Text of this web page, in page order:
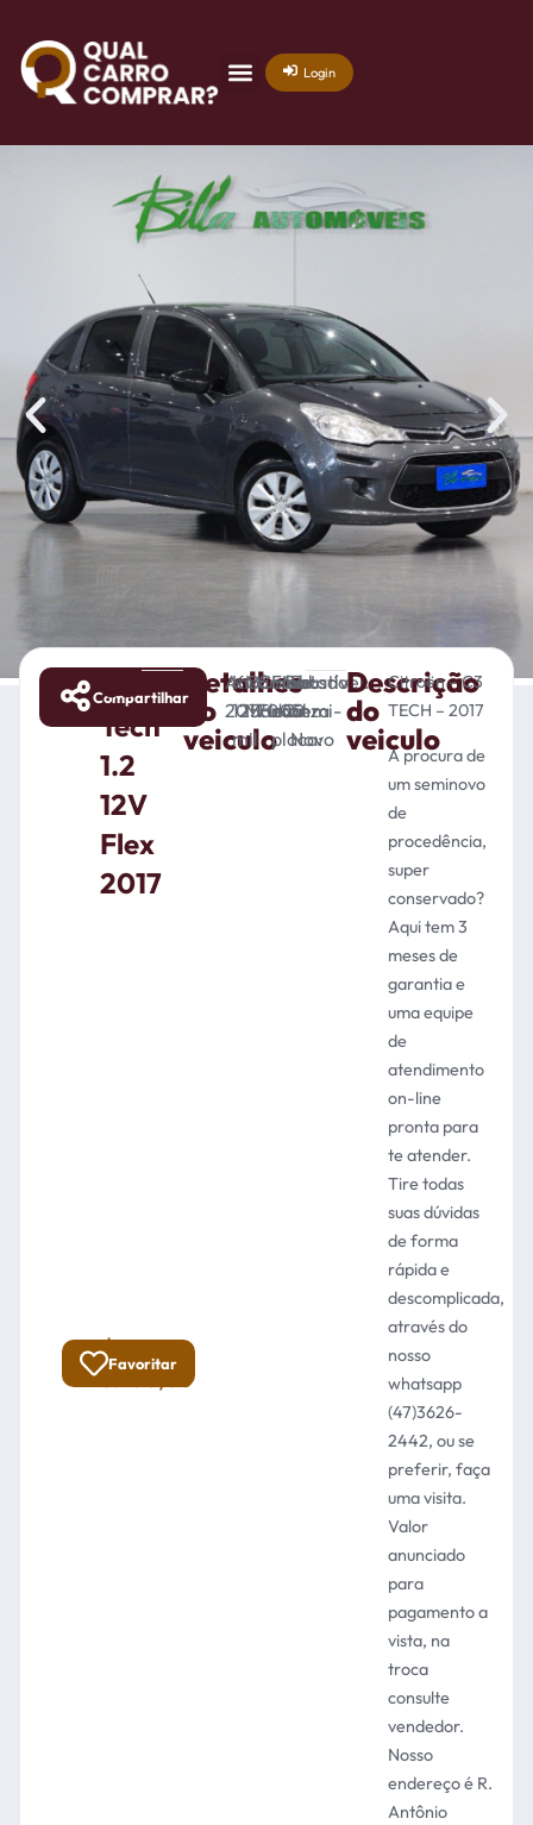
Login
Compartilhar
Favoritar
Total:
R$
45.900,00
C3
Tech
1.2
12V
Flex
2017
Detalhes
do
veiculo
Ano:
2017
KM:
125.000
mil
Câmbio:
Manual
Combustível:
Flex
Final
da
placa:
Cor:
Cinza
Estado:
Semi-
Novo
Descrição
do
veiculo
Citroën – C3
TECH – 2017
A procura de
um seminovo
de
procedência,
super
conservado?
Aqui tem 3
meses de
garantia e
uma equipe
de
atendimento
on-line
pronta para
te atender.
Tire todas
suas dúvidas
de forma
rápida e
descomplicada,
através do
nosso
whatsapp
(47)3626-
2442, ou se
preferir, faça
uma visita.
Valor
anunciado
para
pagamento a
vista, na
troca
consulte
vendedor.
Nosso
endereço é R.
Antônio